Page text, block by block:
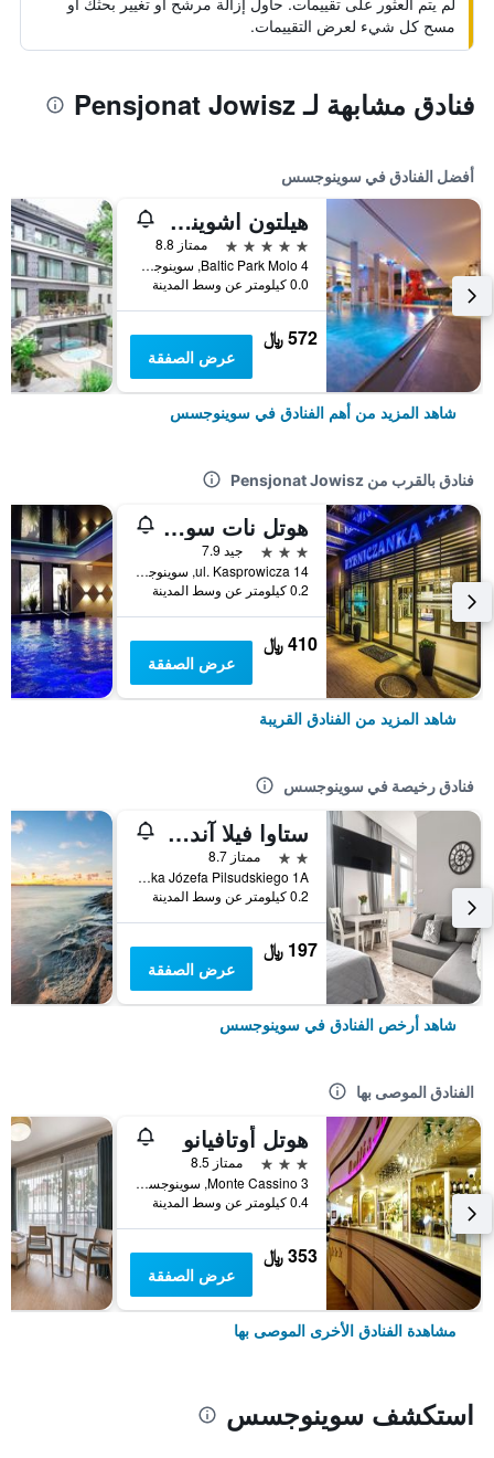
مسح كل شيء لعرض التقييمات.
فنادق مشابهة لـ Pensjonat Jowisz
أفضل الفنادق في سوينوجسس
هيلتون اشوينواويشتشه ريزورت آند سبا
5 نجوم
ممتاز 8.8
Baltic Park Molo 4, سوينوجسس, محافظة بوميرانيا الغربية, بولندا
0.0 كيلومتر عن وسط المدينة
572 ﷼
عرض الصفقة
شاهد المزيد من أهم الفنادق في سوينوجسس
فنادق بالقرب من Pensjonat Jowisz
هوتل نات سونيوجسي
3 نجوم
جيد 7.9
ul. Kasprowicza 14, سوينوجسس, محافظة بوميرانيا الغربية, بولندا
0.2 كيلومتر عن وسط المدينة
410 ﷼
عرض الصفقة
شاهد المزيد من الفنادق القريبة
فنادق رخيصة في سوينوجسس
ستاوا فيلا آند أبارت
2 نجمتين
ممتاز 8.7
Marszalka Józefa Pilsudskiego 1A, سوينوجسس, محافظة بوميرانيا الغربية, بولندا
0.2 كيلومتر عن وسط المدينة
197 ﷼
عرض الصفقة
شاهد أرخص الفنادق في سوينوجسس
الفنادق الموصى بها
هوتل أوتافيانو
3 نجوم
ممتاز 8.5
Monte Cassino 3, سوينوجسس, محافظة بوميرانيا الغربية, بولندا
0.4 كيلومتر عن وسط المدينة
353 ﷼
عرض الصفقة
مشاهدة الفنادق الأخرى الموصى بها
استكشف سوينوجسس